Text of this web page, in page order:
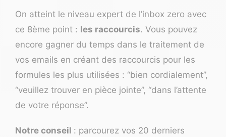
On atteint le niveau expert de l’inbox zero avec
ce 8ème point : les raccourcis. Vous pouvez
encore gagner du temps dans le traitement de
vos emails en créant des raccourcis pour les
formules les plus utilisées : “bien cordialement”,
“veuillez trouver en pièce jointe”, “dans l’attente
de votre réponse”.
Notre conseil : parcourez vos 20 derniers